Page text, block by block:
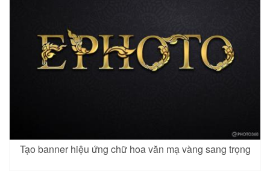
Tạo banner hiệu ứng chữ hoa văn mạ vàng sang trọng